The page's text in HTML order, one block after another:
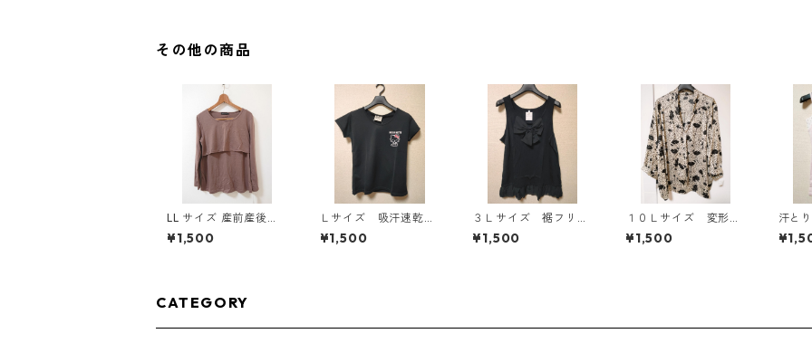
その他の商品
LL サイズ 産前産後対
応 授乳口付き 長袖シ
ャツ マタニティ チャ
¥1,500
Ｌサイズ 吸汗速乾
抗菌防臭・消臭 ハロ
ーキティ ドライメッ
¥1,500
３Ｌサイズ 裾フリ
ル リボン付きタンク
トップ ブラック K
¥1,500
１０Ｌサイズ 変形ド
ット 花柄 ボウタイ
ブラウス オフホワイ
¥1,500
汗と
ミソ
ピン
CATEGORY